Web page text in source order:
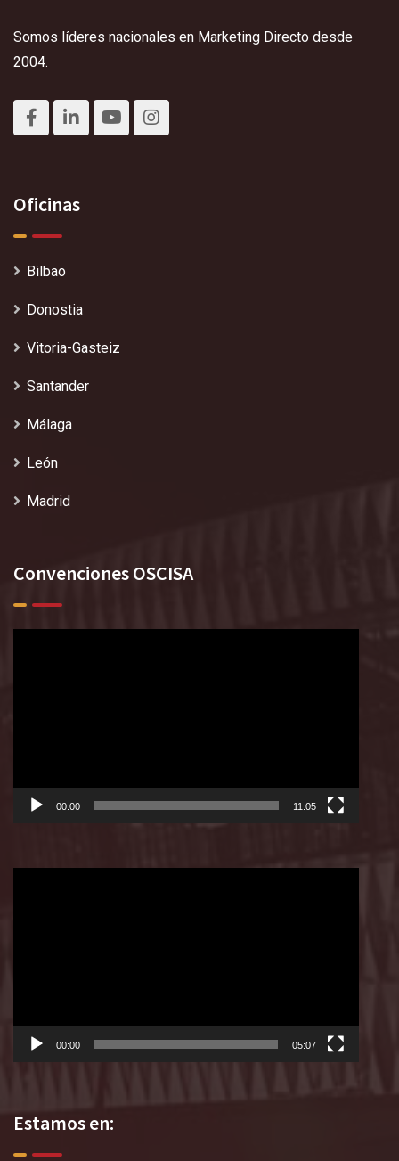
Somos líderes nacionales en Marketing Directo desde
2004.
Oficinas
Bilbao
Donostia
Vitoria-Gasteiz
Santander
Málaga
León
Madrid
Convenciones OSCISA
00:00 11:05
00:00 05:07
Estamos en: